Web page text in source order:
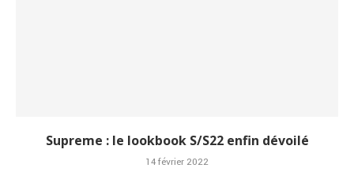
Supreme : le lookbook S/S22 enfin dévoilé
14 février 2022